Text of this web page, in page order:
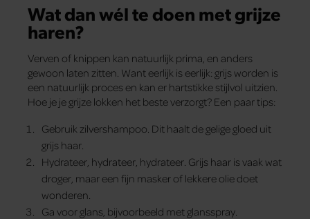
Wat dan wél te doen met grijze
haren?
Verven of knippen kan natuurlijk prima, en anders
gewoon laten zitten. Want eerlijk is eerlijk: grijs worden is
een natuurlijk proces en kan er hartstikke stijlvol uitzien.
Hoe je je grijze lokken het beste verzorgt? Een paar tips:
Gebruik zilvershampoo. Dit haalt de gelige gloed uit
grijs haar.
Hydrateer, hydrateer, hydrateer. Grijs haar is vaak wat
droger, maar een fijn masker of lekkere olie doet
wonderen.
Ga voor glans, bijvoorbeeld met glansspray.